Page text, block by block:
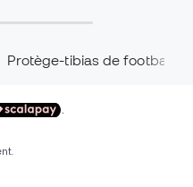
Protège-tibias de football